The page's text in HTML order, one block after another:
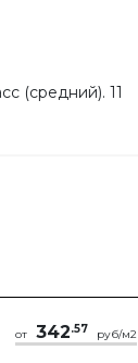
(средний). 11
от 342.57 руб/м2